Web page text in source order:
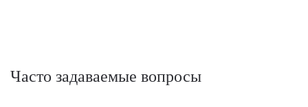
Часто задаваемые вопросы